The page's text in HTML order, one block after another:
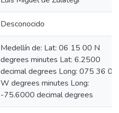
Desconocido
Medellín de: Lat: 06 15 00 N
degrees minutes Lat: 6.2500
decimal degrees Long: 075 36 00
W degrees minutes Long:
-75.6000 decimal degrees